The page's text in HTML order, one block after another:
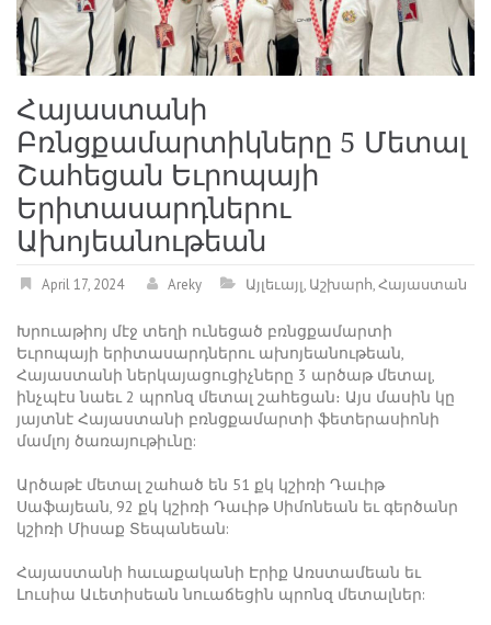
Հայաստանի
Բռնցքամարտիկները 5 Մետալ
Շահեցան Եւրոպայի
Երիտասարդներու
Ախոյեանութեան
April 17, 2024 Areky Այլեւայլ, Աշխարհ,Հայաստան
Խրուաթիոյ մէջ տեղի ունեցած բռնցքամարտի
Եւրոպայի երիտասարդներու ախոյեանութեան,
Հայաստանի ներկայացուցիչները 3 արծաթ մետալ,
ինչպէս նաեւ 2 պրոնզ մետալ շահեցան։ Այս մասին կը
յայտնէ Հայաստանի բռնցքամարտի ֆետերասիոնի
մամլոյ ծառայութիւնը:
Արծաթէ մետալ շահած են 51 քկ կշիռի Դաւիթ
Սաֆայեան, 92 քկ կշիռի Դաւիթ Սիմոնեան եւ գերծանր
կշիռի Միսաք Տեպանեան:
Հայաստանի հաւաքականի Էրիք Առստամեան եւ
Լուսիա Աւետիսեան նուաճեցին պրոնզ մետալներ: